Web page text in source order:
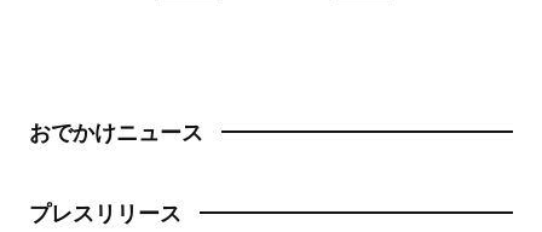
おでかけニュース
プレスリリース